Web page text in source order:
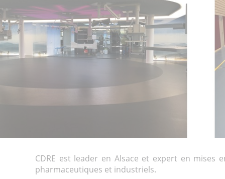
CDRE est leader en Alsace et expert en mises
pharmaceutiques et industriels.